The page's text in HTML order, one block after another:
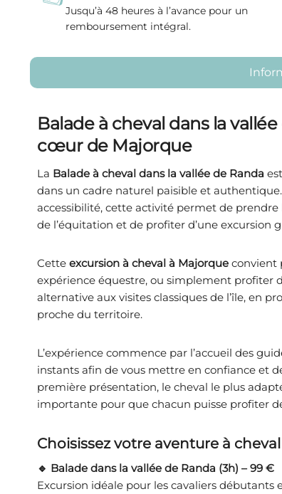
Jusqu’à 48 heures à l’avance pour un
remboursement intégral.
Balade à cheval dans la
cœur de Majorque
La Balade à cheval dans la vallée de Randa
dans un cadre naturel paisible et
accessibilité, cette activité permet de
de l’équitation et de profiter d’une excursion
Cette excursion à cheval à Majorque convient
expérience équestre, ou simplement profiter
alternative aux visites classiques de l’île, en
proche du territoire.
L’expérience commence par l’accueil des
instants afin de vous mettre en confiance et
première présentation, le cheval le plus
importante pour que chacun puisse profiter
Choisissez votre aventure à cheval
🔹 Balade dans la vallée de Randa (3h) – 99 €
Excursion idéale pour les cavaliers débutants